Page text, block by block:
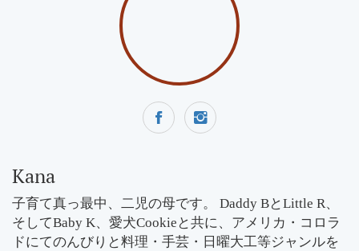
Kana
子育て真っ最中、二児の母です。 Daddy BとLittle R、
そしてBaby K、愛犬Cookieと共に、アメリカ・コロラ
ドにてのんびりと料理・手芸・日曜大工等ジャンルを